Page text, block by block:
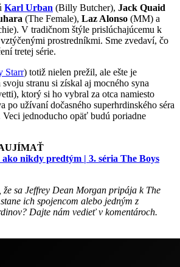
Karl Urban (Billy Butcher), Jack Quaid
(The Female), Laz Alonso (MM) a
V tradičnom štýle prislúchajúcemu k
vztýčenými prostredníkmi. Sme zvedaví, čo
tretej série.
Starr) totiž nielen prežil, ale ešte je
stranu si získal aj mocného syna
ktorý si ho vybral za otca namiesto
po užívaní dočasného superhrdinského séra
jednoducho opäť budú poriadne
nikdy predtým | 3. séria The Boys
sa Jeffrey Dean Morgan pripája k The
ich spojencom alebo jedným z
Dajte nám vedieť v komentároch.